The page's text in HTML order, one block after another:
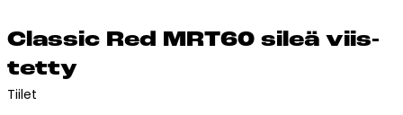
Kotikäynti
Tiilet ja tiililaatat
Clas­sic Red MRT60 si­leä viis­
tet­ty
Tiilet